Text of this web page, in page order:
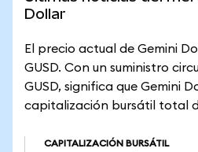
Dollar
El precio actual de Gemini
GUSD. Con un suministro
GUSD, significa que Gemini
capitalización bursátil total
CAPITALIZACIÓN BURSÁTIL